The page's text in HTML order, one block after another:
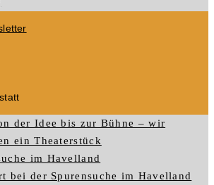
der Idee bis zur Bühne – wir
ein Theaterstück
im Havelland
bei der Spurensuche im Havelland